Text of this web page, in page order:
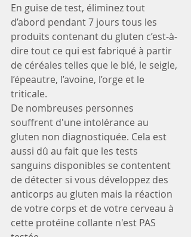
En guise de test, éliminez tout
d’abord pendant 7 jours tous les
produits contenant du gluten c’est-à-
dire tout ce qui est fabriqué à partir
de céréales telles que le blé, le seigle,
l’épeautre, l’avoine, l’orge et le
triticale.
De nombreuses personnes
souffrent d'une intolérance au
gluten non diagnostiquée. Cela est
aussi dû au fait que les tests
sanguins disponibles se contentent
de détecter si vous développez des
anticorps au gluten mais la réaction
de votre corps et de votre cerveau à
cette protéine collante n'est PAS